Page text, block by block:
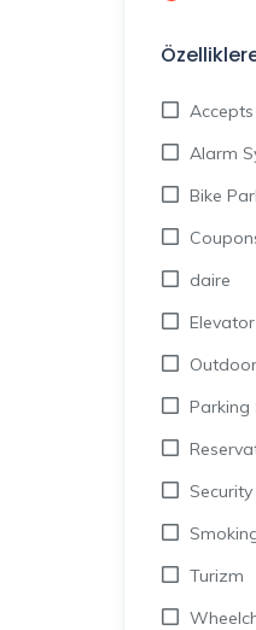
Alarm
Bike
daire
Elevator
Parking
Turizm